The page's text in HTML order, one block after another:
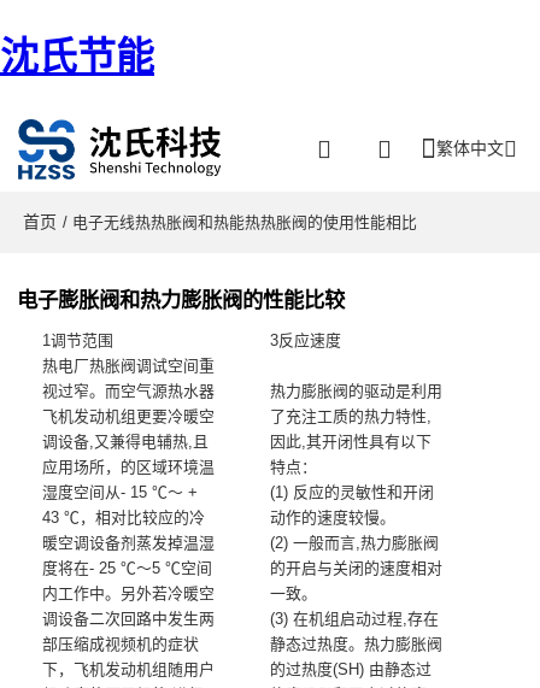
沈氏节能
繁体中文
首页 / 电子无线热热胀阀和热能热热胀阀的使用性能相比
电子膨胀阀和热力膨胀阀的性能比较
1调节范围
热电厂热胀阀调试空间重
视过窄。而空气源热水器
飞机发动机组更要冷暖空
调设备,又兼得电辅热,且
应用场所，的区域环境温
湿度空间从- 15 ℃～ +
43 ℃，相对比较应的冷
暖空调设备剂蒸发掉温湿
度将在- 25 ℃～5 ℃空间
内工作中。另外若冷暖空
调设备二次回路中发生两
部压缩成视频机的症状
下，飞机发动机组随用户
3反应速度
热力膨胀阀的驱动是利用
了充注工质的热力特性,
因此,其开闭性具有以下
特点：
(1) 反应的灵敏性和开闭
动作的速度较慢。
(2) 一般而言,热力膨胀阀
的开启与关闭的速度相对
一致。
(3) 在机组启动过程,存在
静态过热度。热力膨胀阀
的过热度(SH) 由静态过